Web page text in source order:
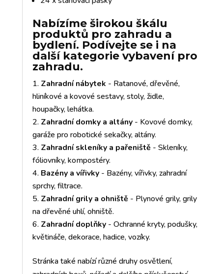
Nabízíme širokou škálu
produktů pro zahradu a
bydlení. Podívejte se i na
další kategorie vybavení pro
zahradu.
Zahradní nábytek - Ratanové, dřevěné,
hliníkové a kovové sestavy, stoly, židle,
houpačky, lehátka.
Zahradní domky a altány- Kovové domky,
garáže pro robotické sekačky, altány.
Zahradní skleníky a pařeniště - Skleníky,
fóliovníky, kompostéry.
Bazény a vířivky- Bazény, vířivky, zahradní
sprchy, filtrace.
Zahradní grily a ohniště - Plynové grily, grily
na dřevěné uhlí, ohniště.
Zahradní doplňky- Ochranné kryty, podušky,
květináče, dekorace, hadice, vozíky.
Stránka také nabízí různé druhy osvětlení,